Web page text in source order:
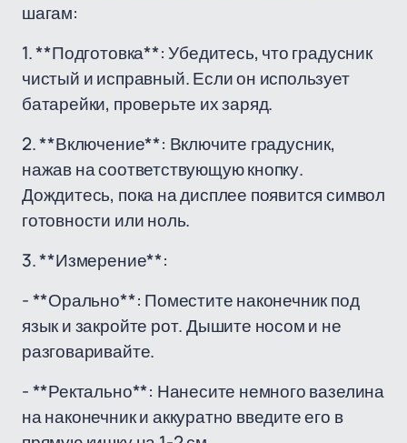
шагам:
1. **Подготовка**: Убедитесь, что градусник
чистый и исправный. Если он использует
батарейки, проверьте их заряд.
2. **Включение**: Включите градусник,
нажав на соответствующую кнопку.
Дождитесь, пока на дисплее появится символ
готовности или ноль.
3. **Измерение**:
- **Орально**: Поместите наконечник под
язык и закройте рот. Дышите носом и не
разговаривайте.
- **Ректально**: Нанесите немного вазелина
на наконечник и аккуратно введите его в